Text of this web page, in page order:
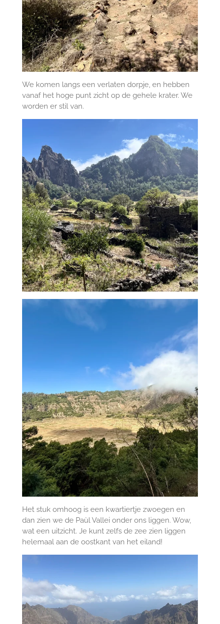
We komen langs een verlaten dorpje, en hebben
vanaf het hoge punt zicht op de gehele krater. We
worden er stil van.
Het stuk omhoog is een kwartiertje zwoegen en
dan zien we de Paùl Vallei onder ons liggen. Wow,
wat een uitzicht. Je kunt zelfs de zee zien liggen
helemaal aan de oostkant van het eiland!